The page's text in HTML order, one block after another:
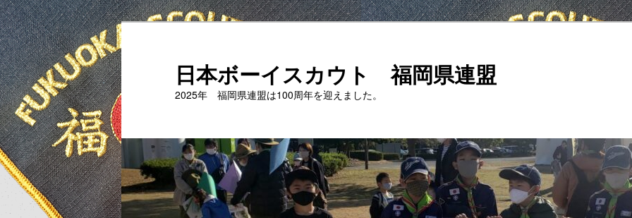
メ
イ
ン
コ
ン
テ
ン
ツ
へ
移
動
日本ボーイスカウト 福岡県連盟
2025年 福岡県連盟は100周年を迎えました。